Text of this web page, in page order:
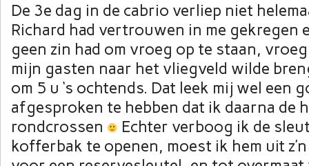
De 3e dag in de cabrio verliep niet
Richard had vertrouwen in me gekregen
geen zin had om vroeg op te staan,
mijn gasten naar het vliegveld wilde
om 5 u ‘s ochtends. Dat leek mij wel een
afgesproken te hebben dat ik daarna de
rondcrossen
Echter verboog ik de
kofferbak te openen, moest ik hem uit